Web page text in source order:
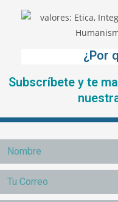
¿Por
Subscríbete y te